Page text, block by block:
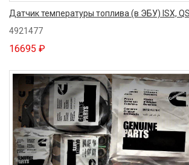
Датчик температуры топлива (в ЭБУ) ISX,
4921477
16695 ₽